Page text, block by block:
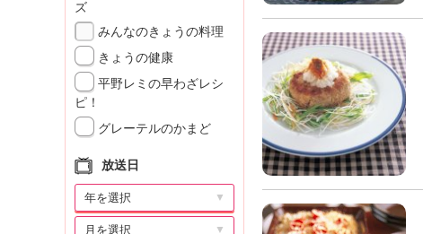
ズ
みんなのきょうの料理
きょうの健康
平野レミの早わざレシ
ピ！
グレーテルのかまど
放送日
▼
▼